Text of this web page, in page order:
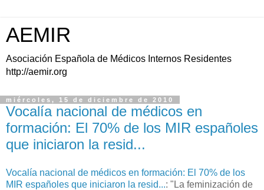
AEMIR
Asociación Española de Médicos Internos Residentes
http://aemir.org
miércoles, 15 de diciembre de 2010
Vocalía nacional de médicos en
formación: El 70% de los MIR españoles
que iniciaron la resid...
Vocalía nacional de médicos en formación: El 70% de los
MIR españoles que iniciaron la resid...: "La feminización de